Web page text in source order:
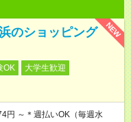
NEW
のショッピング
OK
大学生歓迎
円 ～＊週払いOK（毎週水